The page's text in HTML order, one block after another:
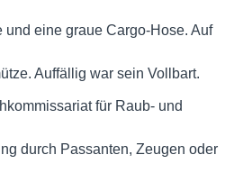
und eine graue Cargo-Hose. Auf
Auffällig war sein Vollbart.
für Raub- und
durch Passanten, Zeugen oder